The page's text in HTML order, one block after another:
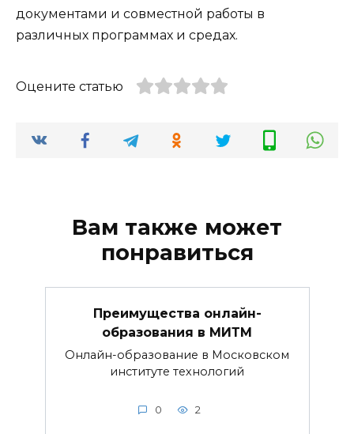
документами и совместной работы в
различных программах и средах.
Оцените статью
Вам также может
понравиться
Преимущества онлайн-
образования в МИТМ
Онлайн-образование в Московском
институте технологий
0 2